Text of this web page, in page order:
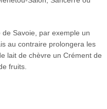
Savoie, par exemple un
au contraire prolongera les
lait de chèvre un Crément de
fruits.